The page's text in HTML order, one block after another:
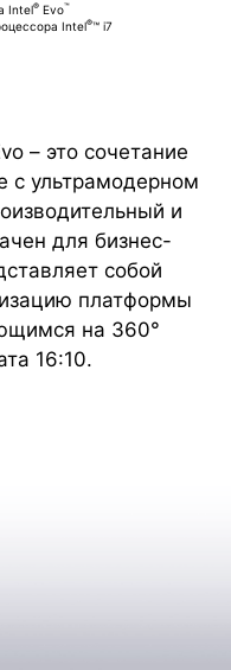
Intel® Evo™
Intel®™ i7
– это сочетание
с ультрамодерном
и
для бизнес-
собой
платформы
на 360°
16:10.